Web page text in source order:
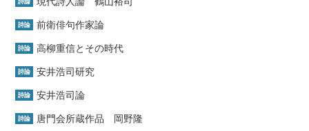
詩論 前衛俳句作家論
詩論 高柳重信とその時代
詩論 安井浩司研究
詩論 安井浩司論
詩論 唐門会所蔵作品 岡野隆